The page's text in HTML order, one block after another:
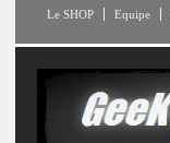
Le SHOP Equipe